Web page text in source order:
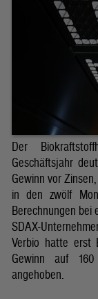
Der
Geschäftsjahr
Gewinn vor
in den zwölf
Berechnungen bei
SDAX-
Verbio hatte erst
Gewinn auf
angehoben.